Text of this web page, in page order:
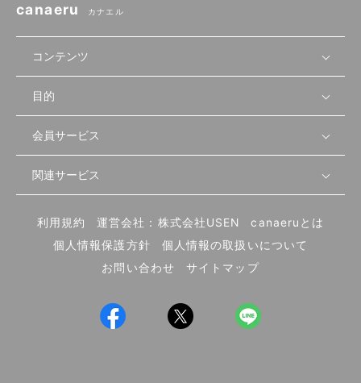
canaeru カナエル
コンテンツ
無料開業相談
セミナー情報
セミナー動画
物件を探す
首都圏
北海道
先輩開業者の声
開業・経営に関する記事
編集ポリシー
業態別の開業方法
UIターン開業特集
目的
店舗運営
物件
内装・設備
食材・仕入れ
会員サービス
会員登録
ログイン
関連サービス
飲食店サクセスガイド（外部サイト）
利用規約 運営会社：株式会社USEN
canaeruとは
個人情報保護方針
個人情報の取扱いについて
お問い合わせ
サイトマップ